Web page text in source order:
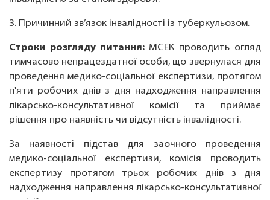
3. Причинний зв’язок інвалідності із туберкульозом.
Строки розгляду питання:МСЕК проводить огляд
тимчасово непрацездатної особи, що звернулася для
проведення медико-соціальної експертизи, протягом
п'яти робочих днів з дня надходження направлення
лікарсько-консультативної комісії та приймає
рішення про наявність чи відсутність інвалідності.
За наявності підстав для заочного проведення
медико-соціальної експертизи, комісія проводить
експертизу протягом трьох робочих днів з дня
надходження направлення лікарсько-консультативної